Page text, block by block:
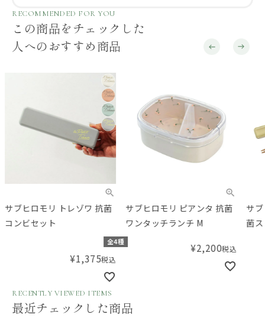
RECOMMENDED FOR YOU
この商品をチェックした
人へのおすすめ商品
サブヒロモリ トレゾワ 抗菌
コンビセット
全4種
¥1,375税込
サブヒロモリ ピアンタ 抗菌
ワンタッチランチ M
¥2,200税込
サ
菌
RECENTLY VIEWED ITEMS
最近チェックした商品